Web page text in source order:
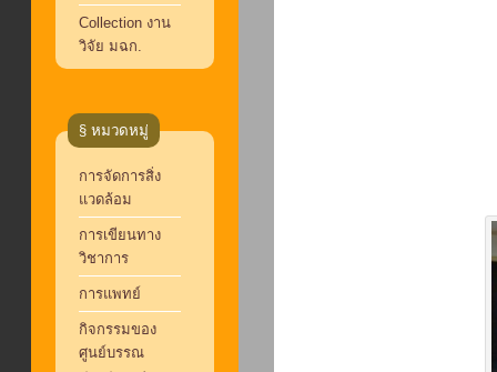
Collection งาน
วิจัย มฉก.
§ หมวดหมู่
การจัดการสิ่ง
แวดล้อม
การเขียนทาง
วิชาการ
การแพทย์
กิจกรรมของ
ศูนย์บรรณ